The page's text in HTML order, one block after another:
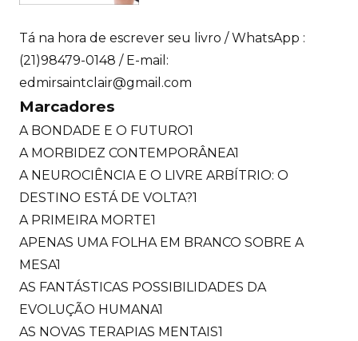
Tá na hora de escrever seu livro / WhatsApp :
(21)98479-0148 / E-mail:
edmirsaintclair@gmail.com
Marcadores
A BONDADE E O FUTURO1
A MORBIDEZ CONTEMPORÂNEA1
A NEUROCIÊNCIA E O LIVRE ARBÍTRIO: O
DESTINO ESTÁ DE VOLTA?1
A PRIMEIRA MORTE1
APENAS UMA FOLHA EM BRANCO SOBRE A
MESA1
AS FANTÁSTICAS POSSIBILIDADES DA
EVOLUÇÃO HUMANA1
AS NOVAS TERAPIAS MENTAIS1